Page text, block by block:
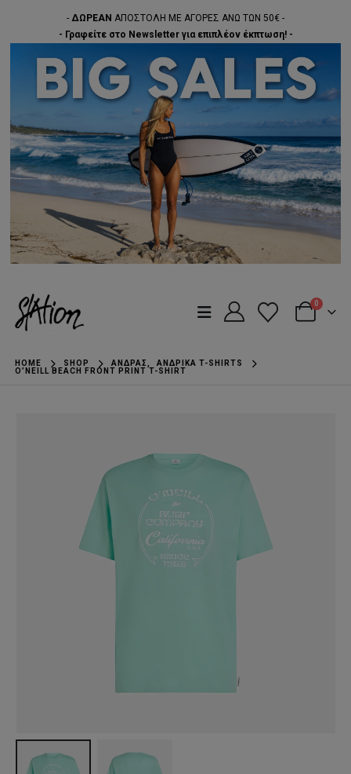
- ΔΩΡΕΑΝ ΑΠΟΣΤΟΛΗ ΜΕ ΑΓΟΡΕΣ ΑΝΩ ΤΩΝ 50€ -
- Γραφείτε στο Newsletter για επιπλέον έκπτωση! -
0
HOME SHOP ΆΝΔΡΑΣ,
ΑΝΔΡΙΚΆ T-SHIRTS
O’NEILL BEACH FRONT PRINT T-SHIRT